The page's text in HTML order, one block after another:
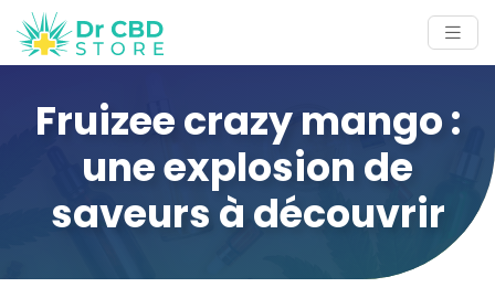
Fruizee crazy mango :
une explosion de
saveurs à découvrir